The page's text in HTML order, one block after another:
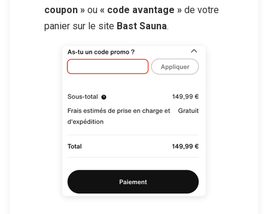
coupon » ou « code avantage » de votre
panier sur le site Bast Sauna.